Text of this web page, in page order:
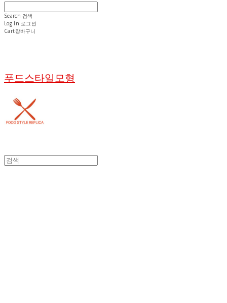
Search 검색
Log In 로그인
Cart장바구니
푸드스타일모형